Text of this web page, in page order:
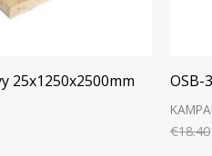
25x1250x2500mm OSB-
€18.40